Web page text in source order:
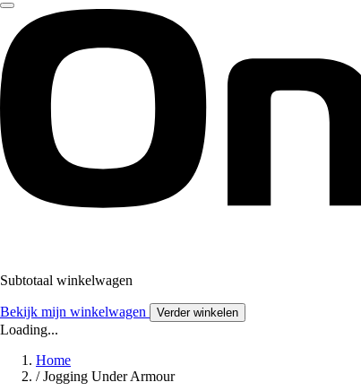
Subtotaal winkelwagen
Bekijk mijn winkelwagen Verder winkelen
Loading...
Home
/ Jogging Under Armour